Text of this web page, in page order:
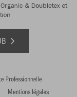
& Doubletex et
Professionnelle
Mentions légales